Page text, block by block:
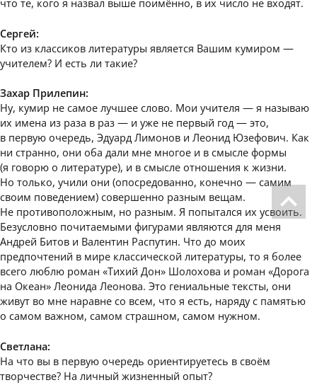
Сергей:
Кто из классиков литературы является Вашим кумиром —
учителем? И есть ли такие?
Захар Прилепин:
Ну, кумир не самое лучшее слово. Мои учителя — я называю
их имена из раза в раз — и уже не первый год — это,
в первую очередь, Эдуард Лимонов и Леонид Юзефович. Как
ни странно, они оба дали мне многое и в смысле формы
(я говорю о литературе), и в смысле отношения к жизни.
Но только, учили они (опосредованно, конечно — самим
своим поведением) совершенно разным вещам.
Не противоположным, но разным. Я попытался их усвоить.
Безусловно почитаемыми фигурами являются для меня
Андрей Битов и Валентин Распутин. Что до моих
предпочтений в мире классической литературы, то я более
всего люблю роман «Тихий Дон» Шолохова и роман «Дорога
на Океан» Леонида Леонова. Это гениальные тексты, они
живут во мне наравне со всем, что я есть, наряду с памятью
о самом важном, самом страшном, самом нужном.
Светлана:
На что вы в первую очередь ориентируетесь в своём
творчестве? На личный жизненный опыт?